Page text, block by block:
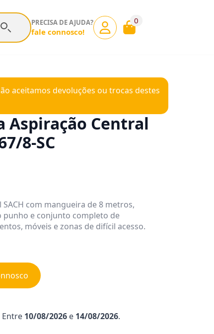
PRECISA DE AJUDA?
fale connosco!
0
aceitamos devoluções ou trocas destes
Aspiração Central
8-SC
com mangueira de 8 metros,
e conjunto completo de
móveis e zonas de difícil acesso.
Entre 10/08/2026 e 14/08/2026.